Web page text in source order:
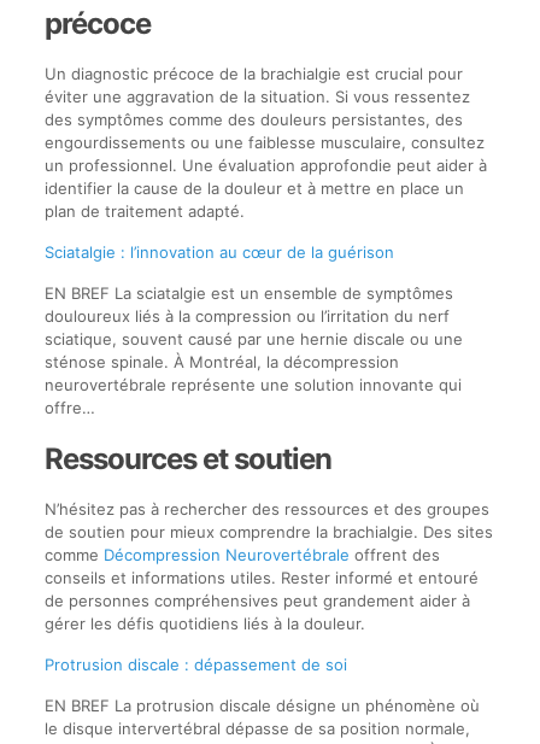
précoce
Un diagnostic précoce de la brachialgie est crucial pour
éviter une aggravation de la situation. Si vous ressentez
des symptômes comme des douleurs persistantes, des
engourdissements ou une faiblesse musculaire, consultez
un professionnel. Une évaluation approfondie peut aider à
identifier la cause de la douleur et à mettre en place un
plan de traitement adapté.
Sciatalgie : l’innovation au cœur de la guérison
EN BREF La sciatalgie est un ensemble de symptômes
douloureux liés à la compression ou l’irritation du nerf
sciatique, souvent causé par une hernie discale ou une
sténose spinale. À Montréal, la décompression
neurovertébrale représente une solution innovante qui
offre…
Ressources et soutien
N’hésitez pas à rechercher des ressources et des groupes
de soutien pour mieux comprendre la brachialgie. Des sites
comme Décompression Neurovertébrale offrent des
conseils et informations utiles. Rester informé et entouré
de personnes compréhensives peut grandement aider à
gérer les défis quotidiens liés à la douleur.
Protrusion discale : dépassement de soi
EN BREF La protrusion discale désigne un phénomène où
le disque intervertébral dépasse de sa position normale,